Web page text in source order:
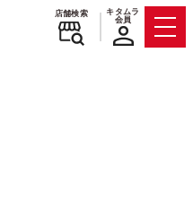
店舗検索
キタムラ
会員